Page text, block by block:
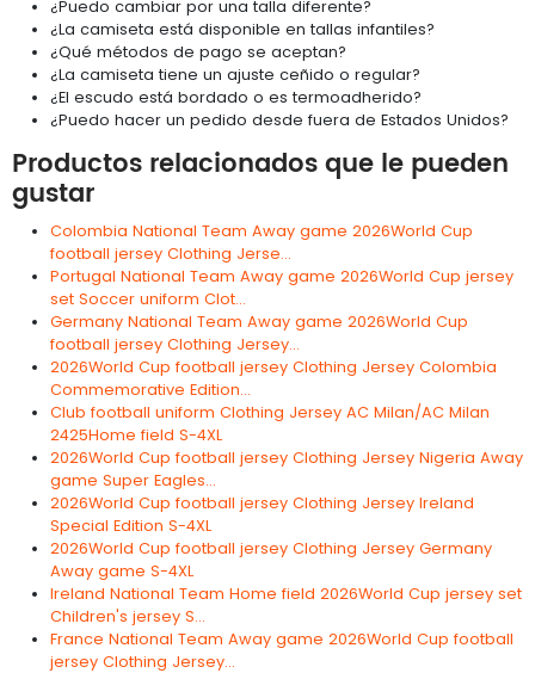
¿Puedo cambiar por una talla diferente?
¿La camiseta está disponible en tallas infantiles?
¿Qué métodos de pago se aceptan?
¿La camiseta tiene un ajuste ceñido o regular?
¿El escudo está bordado o es termoadherido?
¿Puedo hacer un pedido desde fuera de Estados Unidos?
Productos relacionados que le pueden
gustar
Colombia National Team Away game 2026World Cup
football jersey Clothing Jerse...
Portugal National Team Away game 2026World Cup jersey
set Soccer uniform Clot...
Germany National Team Away game 2026World Cup
football jersey Clothing Jersey...
2026World Cup football jersey Clothing Jersey Colombia
Commemorative Edition...
Club football uniform Clothing Jersey AC Milan/AC Milan
2425Home field S-4XL
2026World Cup football jersey Clothing Jersey Nigeria Away
game Super Eagles...
2026World Cup football jersey Clothing Jersey Ireland
Special Edition S-4XL
2026World Cup football jersey Clothing Jersey Germany
Away game S-4XL
Ireland National Team Home field 2026World Cup jersey set
Children's jersey S...
France National Team Away game 2026World Cup football
jersey Clothing Jersey...